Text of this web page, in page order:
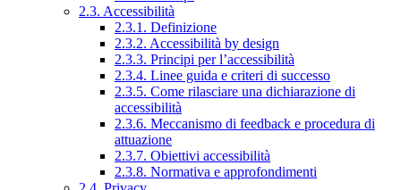
2.3. Accessibilità
2.3.1. Definizione
2.3.2. Accessibilità by design
2.3.3. Principi per l’accessibilità
2.3.4. Linee guida e criteri di successo
2.3.5. Come rilasciare una dichiarazione di
accessibilità
2.3.6. Meccanismo di feedback e procedura di
attuazione
2.3.7. Obiettivi accessibilità
2.3.8. Normativa e approfondimenti